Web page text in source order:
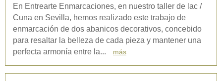
En Entrearte Enmarcaciones, en nuestro taller de lac /
Cuna en Sevilla, hemos realizado este trabajo de
enmarcación de dos abanicos decorativos, concebido
para resaltar la belleza de cada pieza y mantener una
perfecta armonía entre la...
más